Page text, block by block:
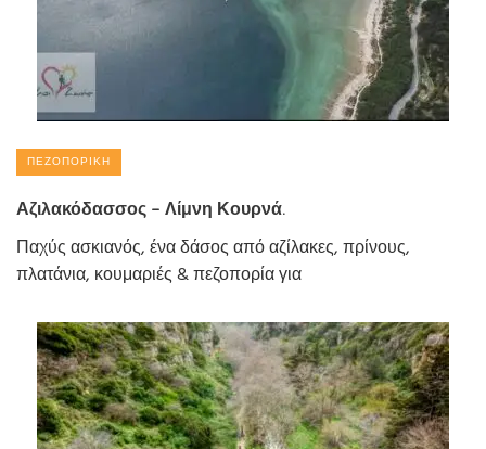
ΠΕΖΟΠΟΡΙΚΉ
Αζιλακόδασσος – Λίμνη Κουρνά.
Παχύς ασκιανός, ένα δάσος από αζίλακες, πρίνους,
πλατάνια, κουμαριές & πεζοπορία για